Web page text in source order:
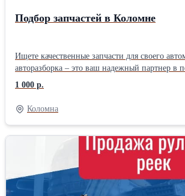
Подбор запчастей в Коломне
Ищете качественные запчасти для своего
авторазборка – это ваш надежный партнер в
необходимого! Широкий ассортимент запчастей популярных
иномарок. Всегда в наличии: двигатели, КПП, кузовные детали,
оптика, подвеска, электрика, элементы
Почему выбирают нас: -Экономия до 70 -
-Широкий ассортимент -Быстрый поиск
1 000 р.
Коломна